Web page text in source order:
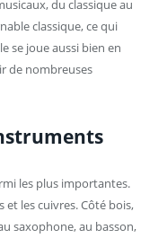
du classique au
classique, ce qui
se joue aussi bien en
de nombreuses
les plus importantes.
et les cuivres. Côté bois,
saxophone, au basson,